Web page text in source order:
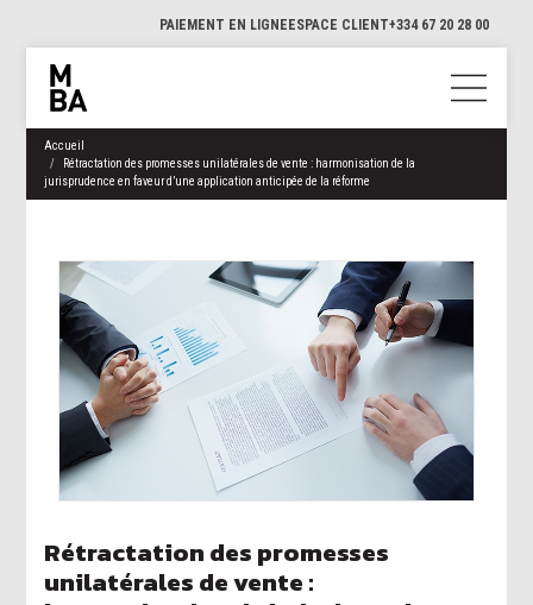
PAIEMENT EN LIGNEESPACE CLIENT+334 67 20 28 00
Accueil
Rétractation des promesses unilatérales de vente : harmonisation de la
jurisprudence en faveur d’une application anticipée de la réforme
Rétractation des promesses
unilatérales de vente :